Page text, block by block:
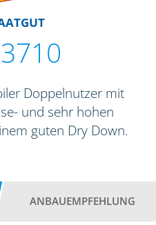
Doppelnutzer mit
und sehr hohen
guten Dry Down.
ANBAUEMPFEHLUNG